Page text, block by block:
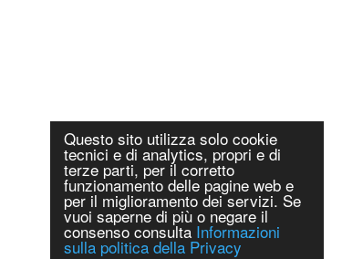
Questo sito utilizza solo cookie
tecnici e di analytics, propri e di
terze parti, per il corretto
funzionamento delle pagine web e
per il miglioramento dei servizi. Se
vuoi saperne di più o negare il
consenso consulta Informazioni
sulla politica della Privacy